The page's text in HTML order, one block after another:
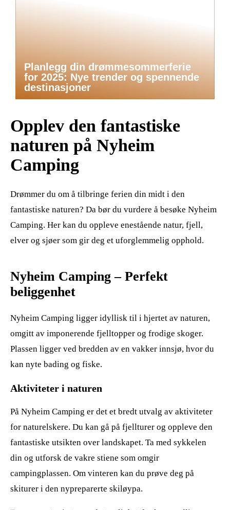
Planlegg din drømmesommerferie
for 2025: Nye trender og spennende
destinasjoner
Opplev den fantastiske
naturen på Nyheim
Camping
Drømmer du om å tilbringe ferien din midt i den
fantastiske naturen? Da bør du vurdere å besøke Nyheim
Camping. Her kan du oppleve enestående natur, fjell,
elver og sjøer som gir deg et uforglemmelig opphold.
Nyheim Camping – Perfekt
beliggenhet
Nyheim Camping ligger idyllisk til i hjertet av naturen,
omgitt av imponerende fjelltopper og frodige skoger.
Plassen ligger ved bredden av en vakker innsjø, hvor du
kan nyte bading og fiske.
Aktiviteter i naturen
På Nyheim Camping er det et bredt utvalg av aktiviteter
for naturelskere. Du kan gå på fjellturer og oppleve den
fantastiske utsikten over landskapet. Ta med sykkelen
din og utforsk de vakre stiene som omgir
campingplassen. Om vinteren kan du prøve deg på
skiturer i den nypreparerte skiløypa.